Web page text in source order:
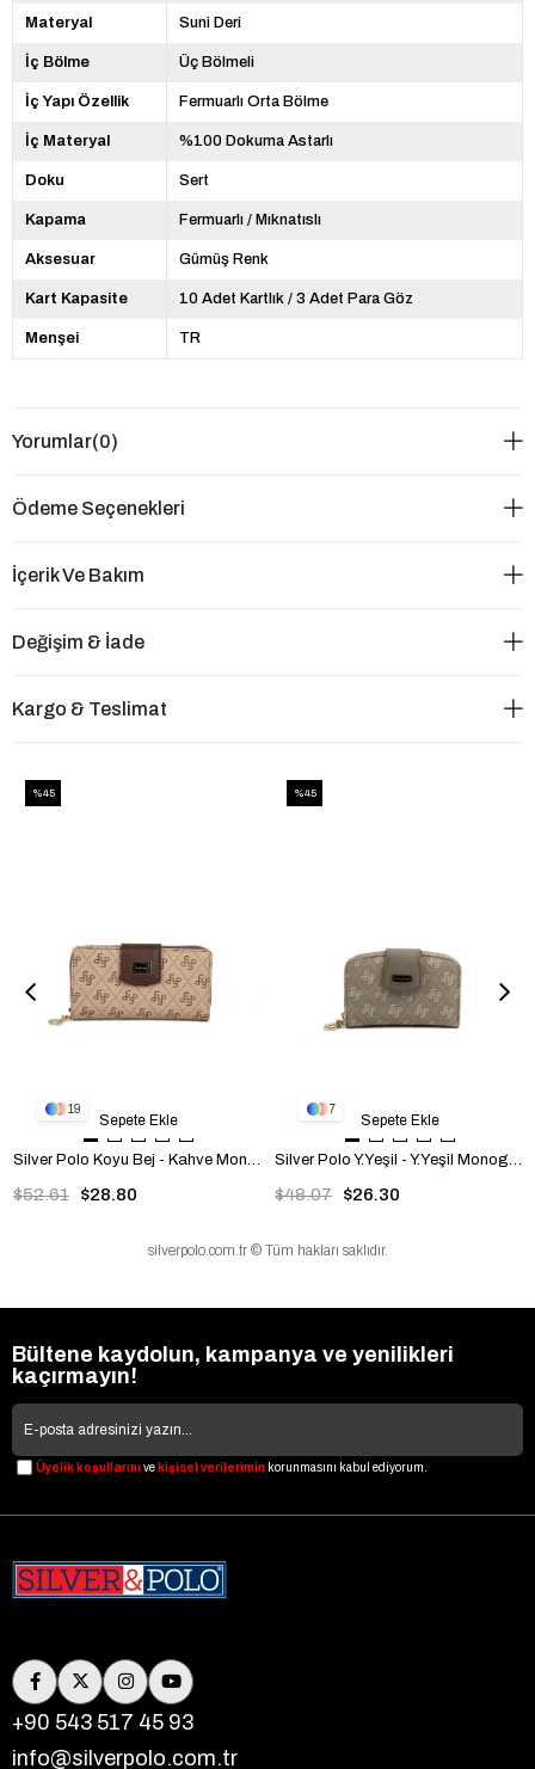
Materyal Suni Deri
İç Bölme Üç Bölmeli
İç Yapı Özellik Fermuarlı Orta Bölme
İç Materyal %100 Dokuma Astarlı
Doku Sert
Kapama Fermuarlı / Mıknatıslı
Aksesuar Gümüş Renk
Kart Kapasite 10 Adet Kartlık / 3 Adet Para Göz
Menşei TR
Yorumlar(0)
Ödeme Seçenekleri
İçerik Ve Bakım
Değişim & İade
Kargo & Teslimat
19
$28.80
$52.61
Sepete Ekle
%45
7
$26.30
$48.07
Sepete Ekle
%45
silverpolo.com.tr © Tüm hakları saklıdır.
Bültene kaydolun, kampanya ve yenilikleri
kaçırmayın!
Üyelik koşullarınıve kişisel verilerimin korunmasını kabul ediyorum.
+90 543 517 45 93
info@silverpolo.com.tr